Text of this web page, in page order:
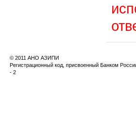
© 2011 АНО АЗИПИ
Регистрационный код, присвоенный Банком
- 2